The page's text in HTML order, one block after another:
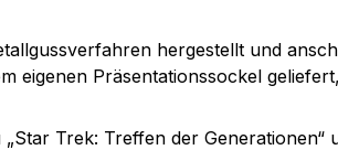
hergestellt und
eigenen Präsentationssockel
Trek: Treffen der Generationen“